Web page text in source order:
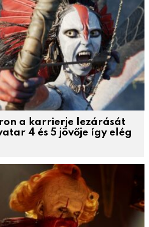
a karrierje lezárását
4 és 5 jövője így elég